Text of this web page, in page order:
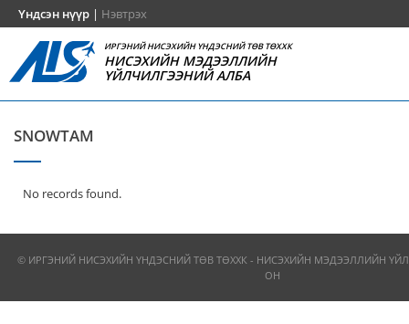
Үндсэн нүүр | Нэвтрэх
ИРГЭНИЙ НИСЭХИЙН ҮНДЭСНИЙ ТӨВ ТӨХХК
НИСЭХИЙН МЭДЭЭЛЛИЙН
ҮЙЛЧИЛГЭЭНИЙ АЛБА
SNOWTAM
No records found.
© ИРГЭНИЙ НИСЭХИЙН ҮНДЭСНИЙ ТӨВ ТӨХХК - НИСЭХИЙН МЭДЭЭЛЛИЙН
ОН